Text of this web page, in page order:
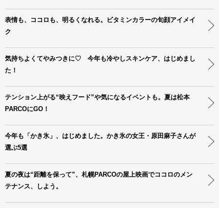
表情も、ココロも、明るくなれる。ビタミンカラーの旬顔アイメイ
ク
気持ちよくてやみつきに♡ 今年も冷やしスキンケア、はじめまし
た！
テンション上がる“映えフード”や気になるイベントも。夏は松本
PARCOにGO！
今年も「かき氷」、はじめました。かき氷の女王・原田麻子さんが
選ぶ5選
夏の夜は“距離を保って”、札幌PARCOの屋上映画でココロのメン
テナンス、しよう。